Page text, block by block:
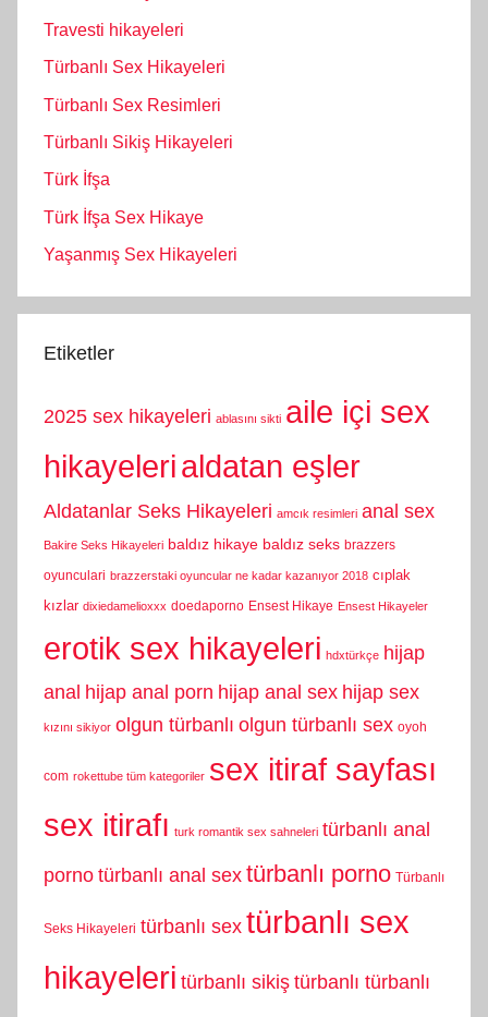
Travesti hikayeleri
Türbanlı Sex Hikayeleri
Türbanlı Sex Resimleri
Türbanlı Sikiş Hikayeleri
Türk İfşa
Türk İfşa Sex Hikaye
Yaşanmış Sex Hikayeleri
Etiketler
2025 sex hikayeleri ablasını sikti aile içi sex
hikayelerialdatan eşler
Aldatanlar Seks Hikayeleri amcık resimleri anal sex
Bakire Seks Hikayeleri baldız hikaye baldız seks brazzers
oyunculari brazzerstaki oyuncular ne kadar kazanıyor 2018 cıplak
kızlar dixiedamelioxxx doedaporno Ensest Hikaye Ensest Hikayeler
erotik sex hikayeleri hdxtürkçe hijap
anal hijap anal porn hijap anal sex hijap sex
kızını sikiyor olgun türbanlı olgun türbanlı sex oyoh
com rokettube tüm kategoriler sex itiraf sayfası
sex itirafı turk romantik sex sahneleri türbanlı anal
porno türbanlı anal sex türbanlı porno Türbanlı
Seks Hikayeleri türbanlı sex türbanlı sex
hikayeleri türbanlı sikiş türbanlı türbanlı